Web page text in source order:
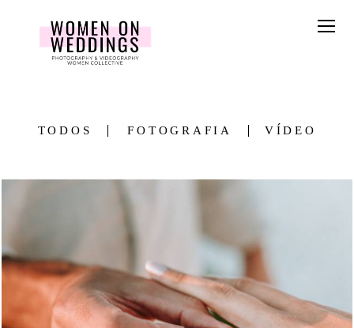
TODOS FOTOGRAFIA VÍDEO